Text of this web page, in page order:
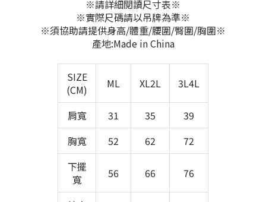
※請詳細閱讀尺寸表※
※實際尺碼請以吊牌為準※
※須協助請提供身高/體重/腰圍/臀圍/胸圍※
產地:Made in China
SIZE
(CM)
ML XL2L 3L4L
肩寬 31 35
39
胸寬
52 62
72
下擺
寬
56 66 76